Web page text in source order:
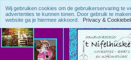
Wij gebruiken cookies om de gebruikerservaring te
advertenties te kunnen tonen. Door gebruik te
website ga je hiermee akkoord.
Privacy &